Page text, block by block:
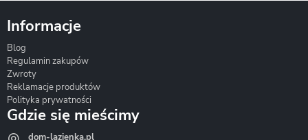
Informacje
Blog
Regulamin zakupów
Zwroty
Reklamacje produktów
Polityka prywatności
Gdzie się mieścimy
dom-lazienka.pl